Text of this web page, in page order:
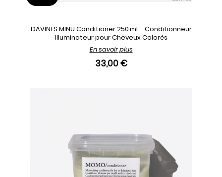
DAVINES MINU Conditioner 250 ml – Conditionneur
Illuminateur pour Cheveux Colorés
En savoir plus
33,00 €